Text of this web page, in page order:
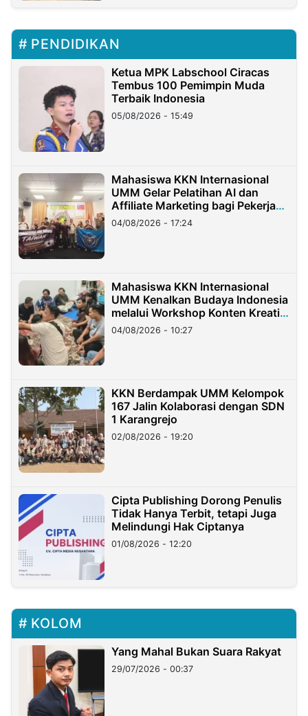
PENDIDIKAN
Ketua MPK Labschool Ciracas
Tembus 100 Pemimpin Muda
Terbaik Indonesia
05/08/2026 - 15:49
Mahasiswa KKN Internasional
UMM Gelar Pelatihan AI dan
Affiliate Marketing bagi Pekerja
Migran Indonesia di Taiwan
04/08/2026 - 17:24
Mahasiswa KKN Internasional
UMM Kenalkan Budaya Indonesia
melalui Workshop Konten Kreatif
di Taiwan
04/08/2026 - 10:27
KKN Berdampak UMM Kelompok
167 Jalin Kolaborasi dengan SDN
1 Karangrejo
02/08/2026 - 19:20
Cipta Publishing Dorong Penulis
Tidak Hanya Terbit, tetapi Juga
Melindungi Hak Ciptanya
01/08/2026 - 12:20
KOLOM
Yang Mahal Bukan Suara Rakyat
29/07/2026 - 00:37